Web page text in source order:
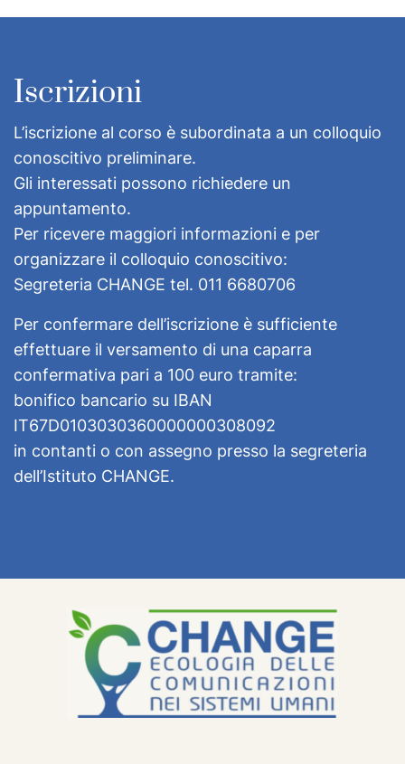
Iscrizioni
L’iscrizione al corso è subordinata a un colloquio
conoscitivo preliminare.
Gli interessati possono richiedere un
appuntamento.
Per ricevere maggiori informazioni e per
organizzare il colloquio conoscitivo:
Segreteria CHANGE tel. 011 6680706
Per confermare dell’iscrizione è sufficiente
effettuare il versamento di una caparra
confermativa pari a 100 euro tramite:
bonifico bancario su IBAN
IT67D0103030360000000308092
in contanti o con assegno presso la segreteria
dell’Istituto CHANGE.